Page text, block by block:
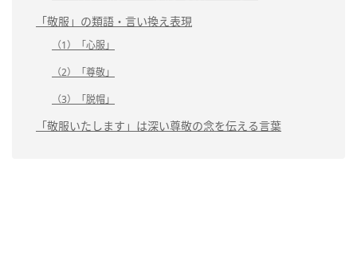
「敬服」の類語・言い換え表現
（1）「心服」
（2）「尊敬」
（3）「脱帽」
「敬服いたします」は深い尊敬の念を伝える言葉